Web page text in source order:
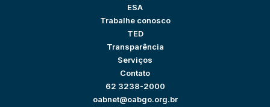
ESA
Trabalhe conosco
TED
Transparência
Serviços
Contato
62 3238-2000
oabnet@oabgo.org.br